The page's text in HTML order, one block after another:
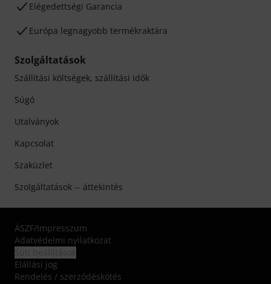
Elégedettségi Garancia
Európa legnagyobb termékraktára
Szolgáltatások
Szállítási költségek, szállítási idők
Súgó
Utalványok
Kapcsolat
Szaküzlet
Szolgáltatások -- áttekintés
ÁSZF/Impresszum
Adatvédelmi nyilatkozat
Elállási jog
Rendelés / szerződéskötés